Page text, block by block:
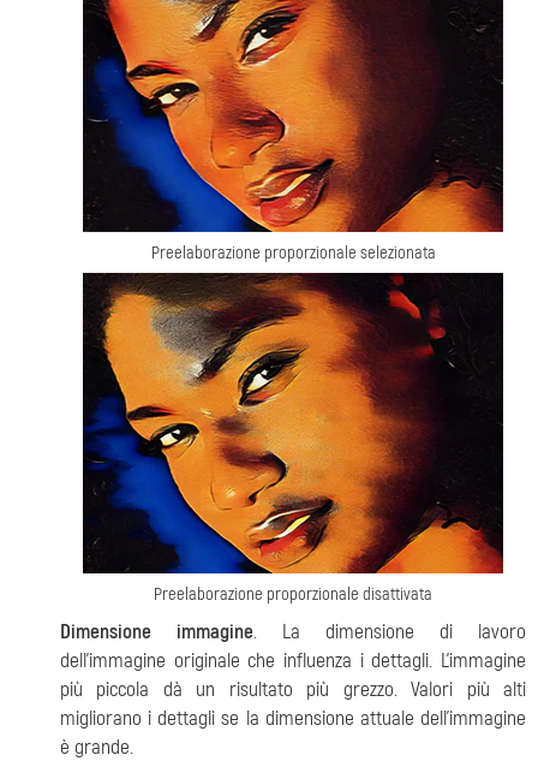
Preelaborazione proporzionale selezionata
Preelaborazione proporzionale disattivata
Dimensione immagine. La dimensione di lavoro
dell'immagine originale che influenza i dettagli. L'immagine
più piccola dà un risultato più grezzo. Valori più alti
migliorano i dettagli se la dimensione attuale dell'immagine
è grande.